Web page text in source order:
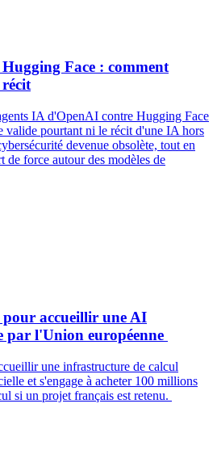
Face : comment
IA d'OpenAI contre Hugging Face
valide pourtant ni le récit d'une IA hors
devenue obsolète, tout en
de force autour des modèles de
accueillir une AI
par l'Union européenne
une infrastructure de calcul
et s'engage à acheter 100 millions
si un projet français est retenu.